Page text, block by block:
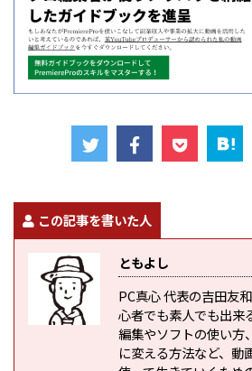
この記事を書いた人
ともよし
PC真心 代表の吉田友
心者でも素人でも出来
編集やソフトの使い方
に変える方法など、動